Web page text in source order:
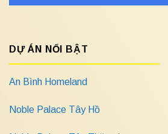
DỰ ÁN NỔI BẬT
An Bình Homeland
Noble Palace Tây Hồ